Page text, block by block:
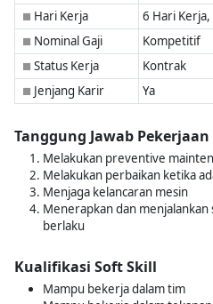
■ Hari Kerja 6 Hari
■ Nominal Gaji Kompetitif
■ Status Kerja Kontrak
■ Jenjang Karir Ya
Tanggung Jawab Pekerjaan
Melakukan preventive
Melakukan perbaikan ketika
Menjaga kelancaran mesin
Menerapkan dan
berlaku
Kualifikasi Soft Skill
Mampu bekerja dalam tim